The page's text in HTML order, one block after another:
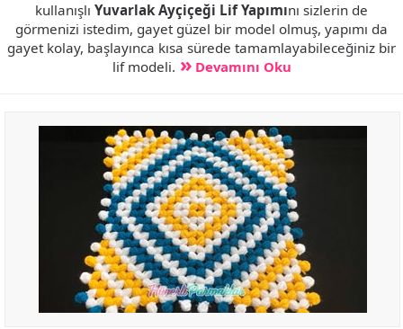
kullanışlı Yuvarlak Ayçiçeği Lif Yapımını sizlerin de
görmenizi istedim, gayet güzel bir model olmuş, yapımı da
gayet kolay, başlayınca kısa sürede tamamlayabileceğiniz bir
lif modeli.
Devamını Oku